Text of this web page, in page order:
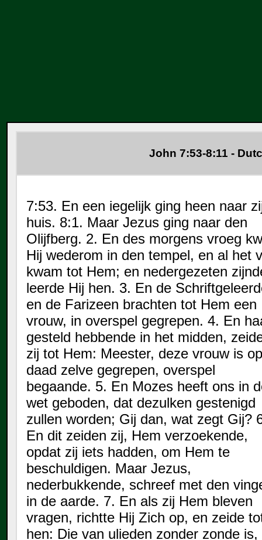
John 7:53-8:11 -
7:53. En een iegelijk ging heen naar
huis. 8:1. Maar Jezus ging naar den
Olijfberg. 2. En des morgens vroeg
Hij wederom in den tempel, en al het
kwam tot Hem; en nedergezeten
leerde Hij hen. 3. En de
en de Farizeen brachten tot Hem een
vrouw, in overspel gegrepen. 4. En
gesteld hebbende in het midden,
zij tot Hem: Meester, deze vrouw is
daad zelve gegrepen, overspel
begaande. 5. En Mozes heeft ons in
wet geboden, dat dezulken gestenigd
zullen worden; Gij dan, wat zegt Gij?
En dit zeiden zij, Hem verzoekende,
opdat zij iets hadden, om Hem te
beschuldigen. Maar Jezus,
nederbukkende, schreef met den
in de aarde. 7. En als zij Hem bleven
vragen, richtte Hij Zich op, en zeide
hen: Die van ulieden zonder zonde is,